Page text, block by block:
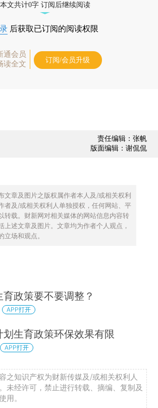
本文共计0字 订阅后继续阅读
后获取已订阅的阅读权限
通会员
读全文
订阅/会员升级
责任编辑：张帆
版面编辑：谢侃侃
文章及图片之版权属作者本人及/或相关权利
者及/或相关权利人单独授权，任何网站、平
转载。财新网对相关媒体的网站信息内容转
上述文章及图片。文章均为作者个人观点，
立场和观点。
政策要不要调整？
APP打开
生育政策环保效果有限
APP打开
之知识产权为财新传媒及/或相关权利人
未经许可，禁止进行转载、摘编、复制及
用。